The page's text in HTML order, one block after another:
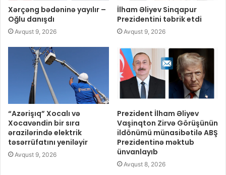
Xərçəng bədəninə yayılır –
Oğlu danışdı
Avqust 9, 2026
İlham Əliyev Sinqapur
Prezidentini təbrik etdi
Avqust 9, 2026
“Azərişıq” Xocalı və
Xocavəndin bir sıra
ərazilərində elektrik
təsərrüfatını yeniləyir
Avqust 9, 2026
Prezident İlham Əliyev
Vaşinqton Zirvə Görüşünün
ildönümü münasibətilə ABŞ
Prezidentinə məktub
ünvanlayıb
Avqust 8, 2026